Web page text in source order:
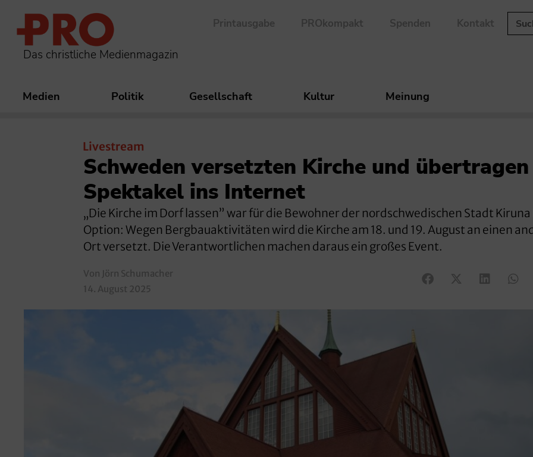
Das christliche Medienmagazin
Printausgabe PROkompakt Spenden Kontakt
Medien Politik Gesellschaft Kultur Meinung
Livestream
Schweden versetzten Kirche und
Spektakel ins Internet
„Die Kirche im Dorf lassen” war für die Bewohner der nordschwedischen Stadt
Option: Wegen Bergbauaktivitäten wird die Kirche am 18. und 19. August an einen
Ort versetzt. Die Verantwortlichen machen daraus ein großes Event.
Von Jörn Schumacher
14. August 2025